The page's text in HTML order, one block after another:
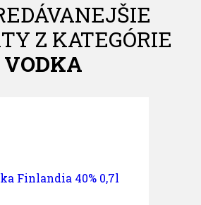
Z KATEGÓRIE
VODKA